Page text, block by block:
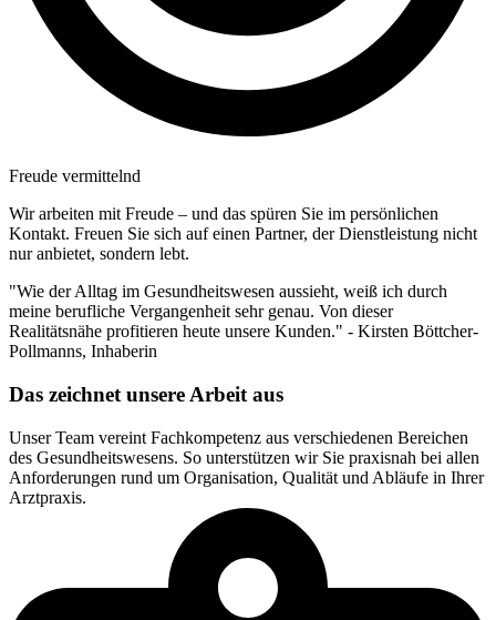
Freude vermittelnd
Wir arbeiten mit Freude – und das spüren Sie im persönlichen
Kontakt. Freuen Sie sich auf einen Partner, der Dienstleistung nicht
nur anbietet, sondern lebt.
"Wie der Alltag im Gesundheitswesen aussieht, weiß ich durch
meine berufliche Vergangenheit sehr genau. Von dieser
Realitätsnähe profitieren heute unsere Kunden." - Kirsten Böttcher-
Pollmanns, Inhaberin
Das zeichnet unsere Arbeit aus
Unser Team vereint Fachkompetenz aus verschiedenen Bereichen
des Gesundheitswesens. So unterstützen wir Sie praxisnah bei allen
Anforderungen rund um Organisation, Qualität und Abläufe in Ihrer
Arztpraxis.